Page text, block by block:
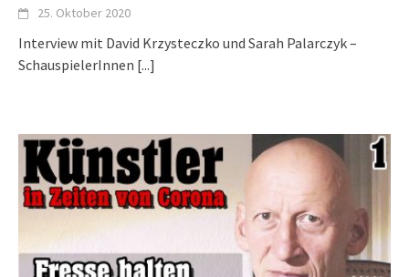
25. Oktober 2020
Interview mit David Krzysteczko und Sarah Palarczyk –
SchauspielerInnen [...]